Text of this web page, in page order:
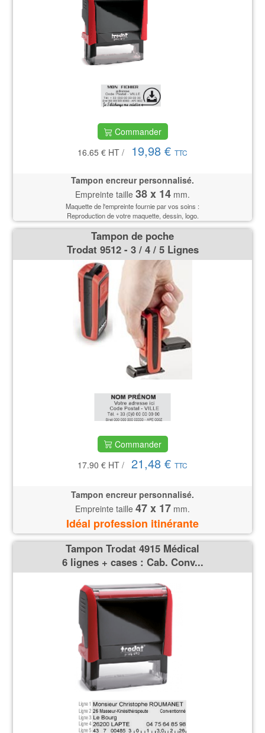
Commander
16.65 € HT / 19,98 € TTC
Tampon encreur personnalisé.
Empreinte taille 38 x 14 mm.
Maquette de l'empreinte fournie par vos soins :
Reproduction de votre maquette, dessin, logo.
Tampon de poche
Trodat 9512 - 3 / 4 / 5 Lignes
Commander
17.90 € HT / 21,48 € TTC
Tampon encreur personnalisé.
Empreinte taille 47 x 17 mm.
Idéal profession itinérante
Tampon Trodat 4915 Médical
6 lignes + cases : Cab. Conv...